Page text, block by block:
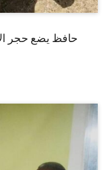
حافظ يضع حجر